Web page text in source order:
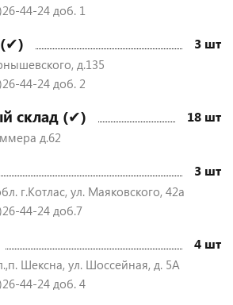
44-24 доб. 1
3 шт
д.135
44-24 доб. 2
склад (✔) 18 шт
д.62
3 шт
г.Котлас, ул. Маяковского, 42а
44-24 доб.7
4 шт
Шексна, ул. Шоссейная, д. 5А
44-24 доб. 4